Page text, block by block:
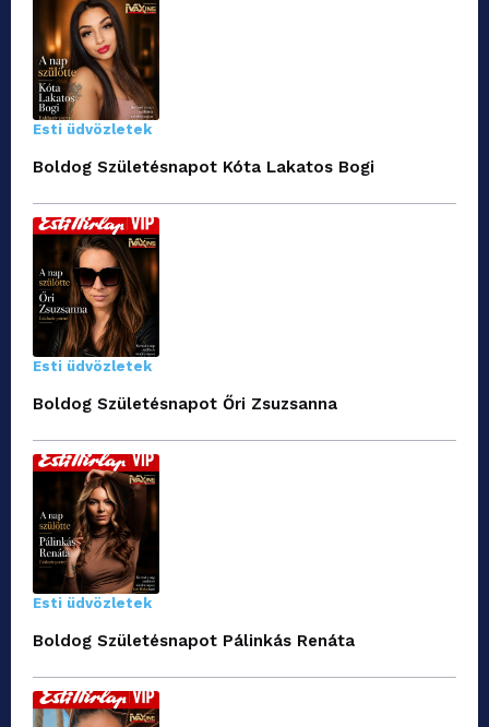
Esti üdvözletek
Boldog Születésnapot Kóta Lakatos Bogi
Esti üdvözletek
Boldog Születésnapot Őri Zsuzsanna
Esti üdvözletek
Boldog Születésnapot Pálinkás Renáta